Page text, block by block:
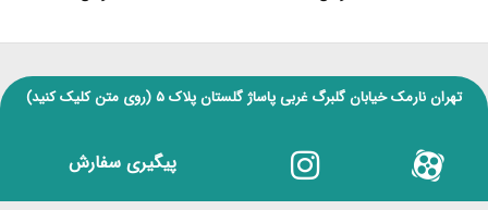
تهران نارمک خیابان گلبرگ غربی پاساژ گلستان پلاک ۵ (روی متن کلیک کنید)
پیگیری سفارش